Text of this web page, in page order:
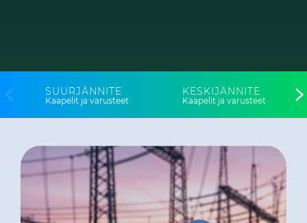
DoP, CPR
HISTORIA
SUURJÄNNITE
Kaapelit ja varusteet
KESKIJÄNNITE
Kaapelit ja varusteet